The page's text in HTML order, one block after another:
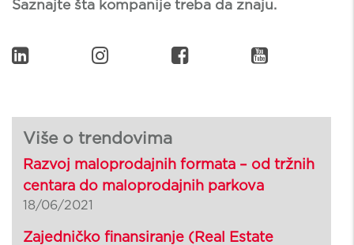
Saznajte šta kompanije treba da znaju.
Više o trendovima
Razvoj maloprodajnih formata – od tržnih
centara do maloprodajnih parkova
18/06/2021
Zajedničko finansiranje (Real Estate